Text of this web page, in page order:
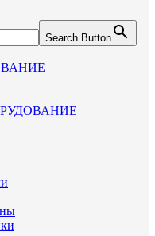
Search Button